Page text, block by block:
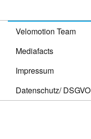
Velomotion Team
Mediafacts
Impressum
Datenschutz/ DSGVO